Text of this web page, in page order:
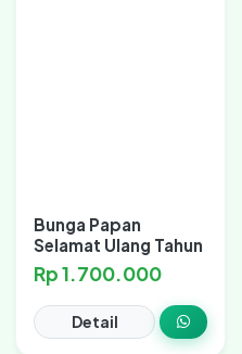
Bunga Papan
Selamat Ulang Tahun
Rp 1.700.000
Detail